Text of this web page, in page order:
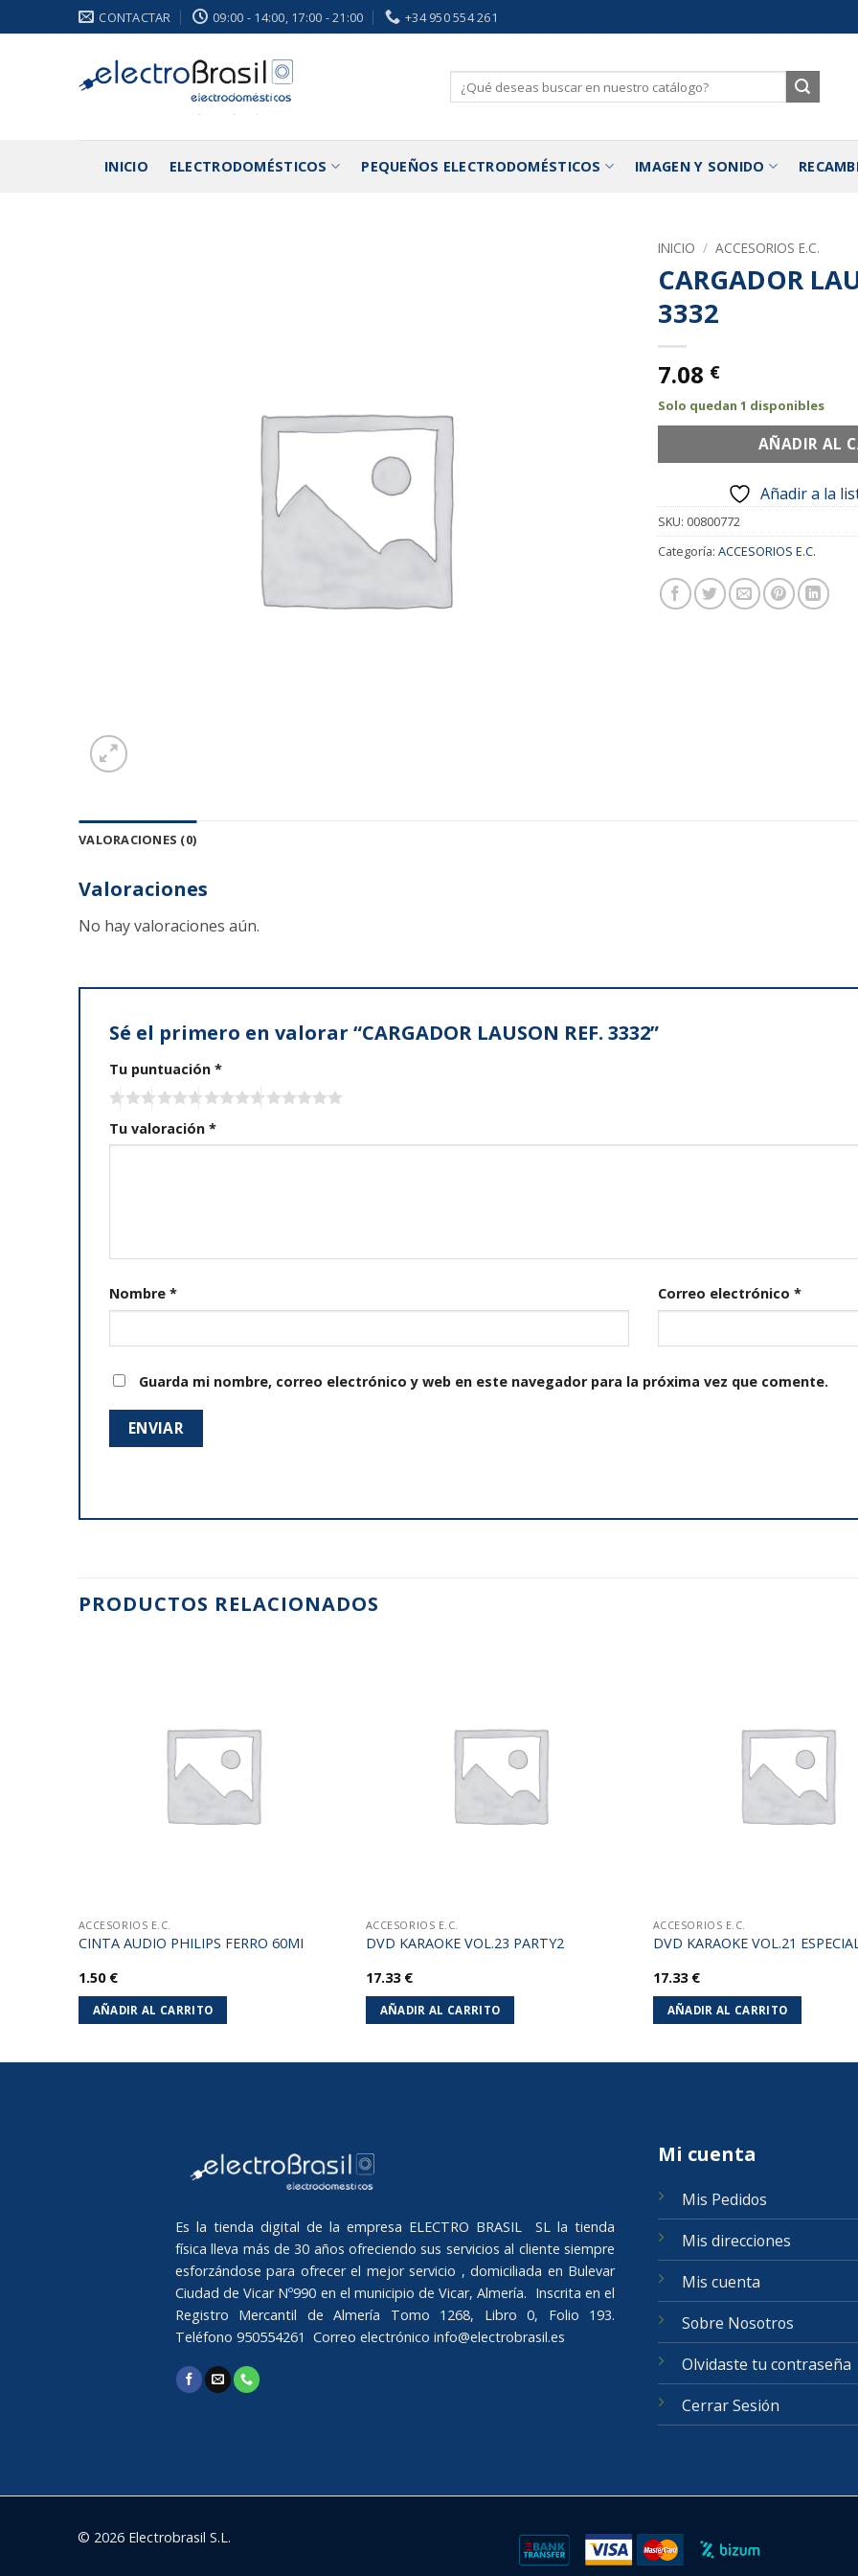
al
CONTACTAR 09:00 - 14:00, 17:00 - 21:00 +34 950 554 261
Buscar
por:
INICIO ELECTRODOMÉSTICOS PEQUEÑOS ELECTRODOMÉSTICOS IMAGEN Y SONIDO
INICIO / ACCESORIOS E.C.
CARGADOR
3332
7.08 €
Solo quedan 1 disponibles
AÑADIR AL
Añadir a la
SKU: 00800772
Categoría: ACCESORIOS E.C.
VALORACIONES (0)
Valoraciones
No hay valoraciones aún.
Sé el primero en valorar “CARGADOR LAUSON REF. 3332”
Tu puntuación *
Tu valoración *
Nombre * Correo electrónico *
Guarda mi nombre, correo electrónico y web en este navegador para la próxima vez que comente.
PRODUCTOS RELACIONADOS
ACCESORIOS E.C.
CINTA AUDIO PHILIPS FERRO 60MI
1.50 €
AÑADIR AL CARRITO
ACCESORIOS E.C.
DVD KARAOKE VOL.23 PARTY2
17.33 €
AÑADIR AL CARRITO
ACCESORIOS E.C.
DVD KARAOKE VOL.21
17.33 €
AÑADIR AL CARRITO
Es la tienda digital de la empresa ELECTRO BRASIL SL la tienda
física lleva más de 30 años ofreciendo sus servicios al cliente siempre
esforzándose para ofrecer el mejor servicio , domiciliada en Bulevar
Ciudad de Vicar Nº990 en el municipio de Vicar, Almería. Inscrita en el
Registro Mercantil de Almería Tomo 1268, Libro 0, Folio 193.
Teléfono 950554261 Correo electrónico info@electrobrasil.es
Mi cuenta
Mis Pedidos
Mis direcciones
Mis cuenta
Sobre Nosotros
Olvidaste tu contraseña
Cerrar Sesión
© 2026 Electrobrasil S.L.